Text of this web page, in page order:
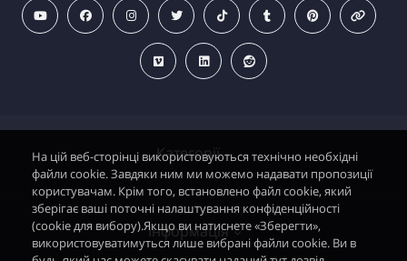
Категорії
Водонагрівачі електричні
Димохідні газові колонки
Інформація
На цій веб-сторінці використовуються технічно необхідні
файли cookie. Завдяки ним ми можемо надавати пропозиції
користувачам. Крім того, встановлено файл cookie, який
зберігає ваші поточні налаштування конфіденційності
(cookie для вибору).Якщо ви натиснете «Зберегти»,
використовуватимуться лише вибрані файли cookie. Ви в